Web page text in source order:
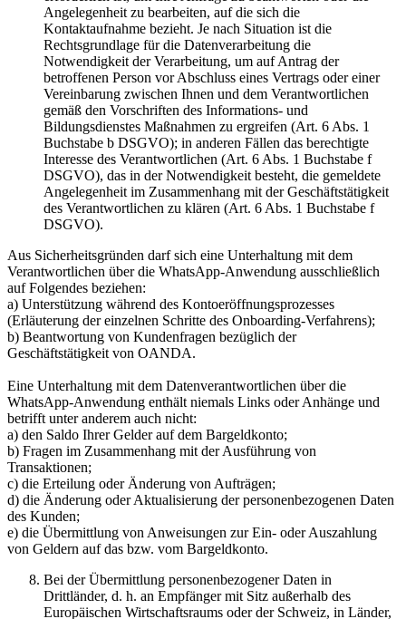
Angelegenheit zu bearbeiten, auf die sich die
Kontaktaufnahme bezieht. Je nach Situation ist die
Rechtsgrundlage für die Datenverarbeitung die
Notwendigkeit der Verarbeitung, um auf Antrag der
betroffenen Person vor Abschluss eines Vertrags oder einer
Vereinbarung zwischen Ihnen und dem Verantwortlichen
gemäß den Vorschriften des Informations- und
Bildungsdienstes Maßnahmen zu ergreifen (Art. 6 Abs. 1
Buchstabe b DSGVO); in anderen Fällen das berechtigte
Interesse des Verantwortlichen (Art. 6 Abs. 1 Buchstabe f
DSGVO), das in der Notwendigkeit besteht, die gemeldete
Angelegenheit im Zusammenhang mit der Geschäftstätigkeit
des Verantwortlichen zu klären (Art. 6 Abs. 1 Buchstabe f
DSGVO).
Aus Sicherheitsgründen darf sich eine Unterhaltung mit dem
Verantwortlichen über die WhatsApp-Anwendung ausschließlich
auf Folgendes beziehen:
a) Unterstützung während des Kontoeröffnungsprozesses
(Erläuterung der einzelnen Schritte des Onboarding-Verfahrens);
b) Beantwortung von Kundenfragen bezüglich der
Geschäftstätigkeit von OANDA.
Eine Unterhaltung mit dem Datenverantwortlichen über die
WhatsApp-Anwendung enthält niemals Links oder Anhänge und
betrifft unter anderem auch nicht:
a) den Saldo Ihrer Gelder auf dem Bargeldkonto;
b) Fragen im Zusammenhang mit der Ausführung von
Transaktionen;
c) die Erteilung oder Änderung von Aufträgen;
d) die Änderung oder Aktualisierung der personenbezogenen Daten
des Kunden;
e) die Übermittlung von Anweisungen zur Ein- oder Auszahlung
von Geldern auf das bzw. vom Bargeldkonto.
Bei der Übermittlung personenbezogener Daten in
Drittländer, d. h. an Empfänger mit Sitz außerhalb des
Europäischen Wirtschaftsraums oder der Schweiz, in Länder,